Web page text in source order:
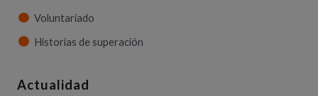
Voluntariado
Historias de superación
Actualidad